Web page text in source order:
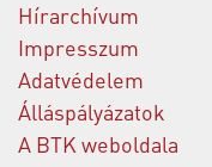
Hírarchívum
Impresszum
Adatvédelem
Álláspályázatok
A BTK weboldala